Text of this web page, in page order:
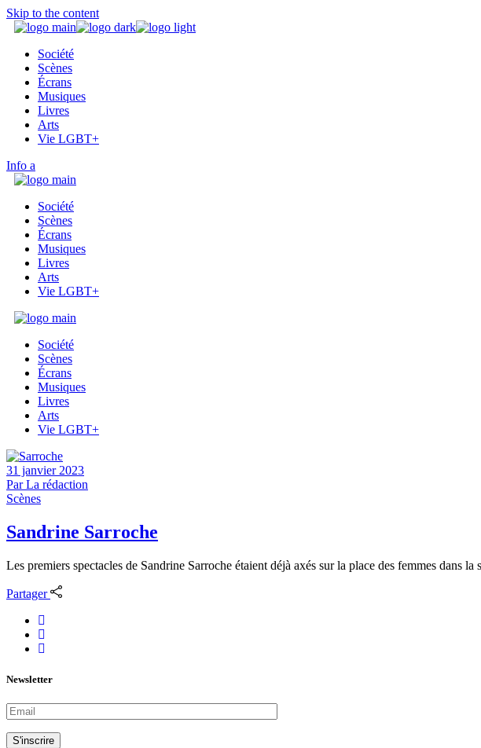
Skip to the content
Société
Scènes
Écrans
Musiques
Livres
Arts
Vie LGBT+
Info
Société
Scènes
Écrans
Musiques
Livres
Arts
Vie LGBT+
Société
Scènes
Écrans
Musiques
Livres
Arts
Vie LGBT+
31 janvier 2023
ParLa rédaction
Scènes
Sandrine Sarroche
Les premiers spectacles de Sandrine Sarroche étaient déjà axés sur la place des femmes dans
Partager
Newsletter
S'inscrire